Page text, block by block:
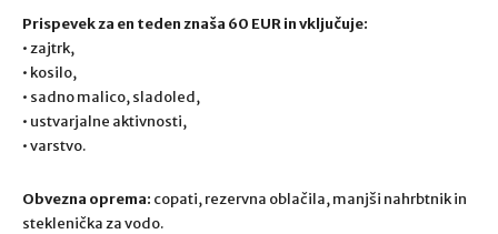
Prispevek za en teden znaša 60 EUR in vključuje:
• zajtrk,
• kosilo,
• sadno malico, sladoled,
• ustvarjalne aktivnosti,
• varstvo.
Obvezna oprema: copati, rezervna oblačila, manjši nahrbtnik in
steklenička za vodo.